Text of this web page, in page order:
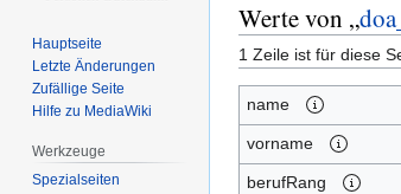
Zur
Navigation
springen
Zur
Suche
springen
Werte von „
1 Zeile ist für diese
name
vorname
berufRang
Hauptseite
Letzte Änderungen
Zufällige Seite
Hilfe zu MediaWiki
Werkzeuge
Spezialseiten